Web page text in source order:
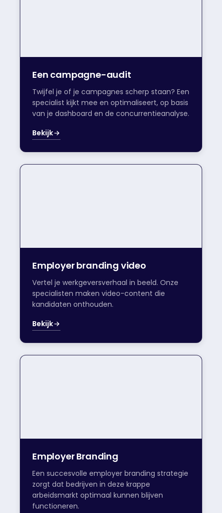
Een campagne-audit
Twijfel je of je campagnes scherp staan? Een
specialist kijkt mee en optimaliseert, op basis
van je dashboard en de concurrentieanalyse.
Bekijk
Employer branding video
Vertel je werkgeversverhaal in beeld. Onze
specialisten maken video-content die
kandidaten onthouden.
Bekijk
Employer Branding
Een succesvolle employer branding strategie
zorgt dat bedrijven in deze krappe
arbeidsmarkt optimaal kunnen blijven
functioneren.